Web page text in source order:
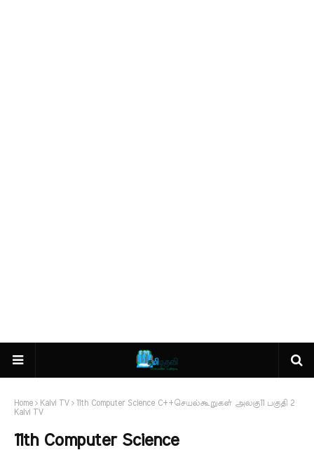
Home Kalvi TV
11th Computer Science C++செயல்கூறுகள் அலகு11 பகுதி 2
Kalvi TV
11th Computer Science